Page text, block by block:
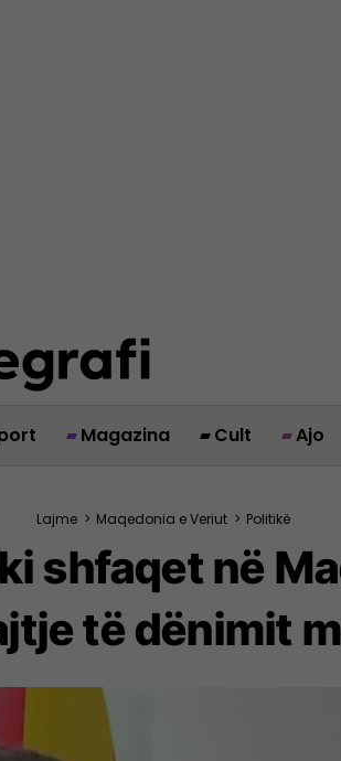
Magazina Cult Ajo
Lajme > Maqedonia e Veriut > Politikë
shfaqet në
të dënimit